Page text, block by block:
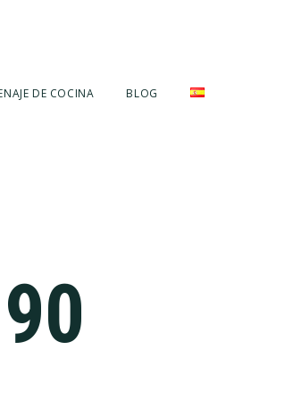
DE COCINA BLOG